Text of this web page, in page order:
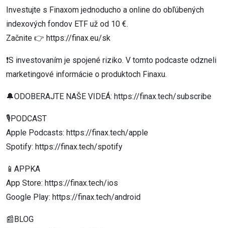
Investujte s Finaxom jednoducho a online do obľúbených
indexových fondov ETF už od 10 €.
Začnite 👉 https://finax.eu/sk
❗S investovaním je spojené riziko. V tomto podcaste odzneli
marketingové informácie o produktoch Finaxu.
🔔ODOBERAJTE NAŠE VIDEÁ: https://finax.tech/subscribe
🎙️PODCAST
Apple Podcasts: https://finax.tech/apple
Spotify: https://finax.tech/spotify
📱APPKA
App Store: https://finax.tech/ios
Google Play: https://finax.tech/android
📰BLOG